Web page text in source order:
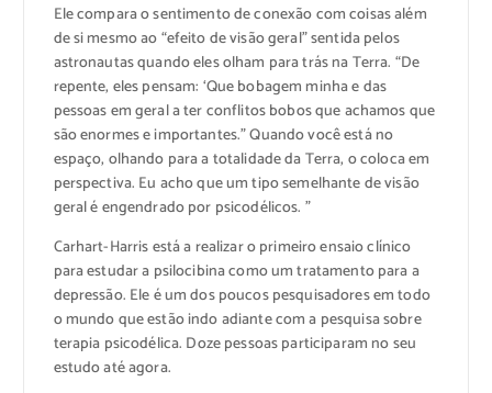
Ele compara o sentimento de conexão com coisas além
de si mesmo ao “efeito de visão geral” sentida pelos
astronautas quando eles olham para trás na Terra. “De
repente, eles pensam: ‘Que bobagem minha e das
pessoas em geral a ter conflitos bobos que achamos que
são enormes e importantes.” Quando você está no
espaço, olhando para a totalidade da Terra, o coloca em
perspectiva. Eu acho que um tipo semelhante de visão
geral é engendrado por psicodélicos. ”
Carhart-Harris está a realizar o primeiro ensaio clínico
para estudar a psilocibina como um tratamento para a
depressão. Ele é um dos poucos pesquisadores em todo
o mundo que estão indo adiante com a pesquisa sobre
terapia psicodélica. Doze pessoas participaram no seu
estudo até agora.